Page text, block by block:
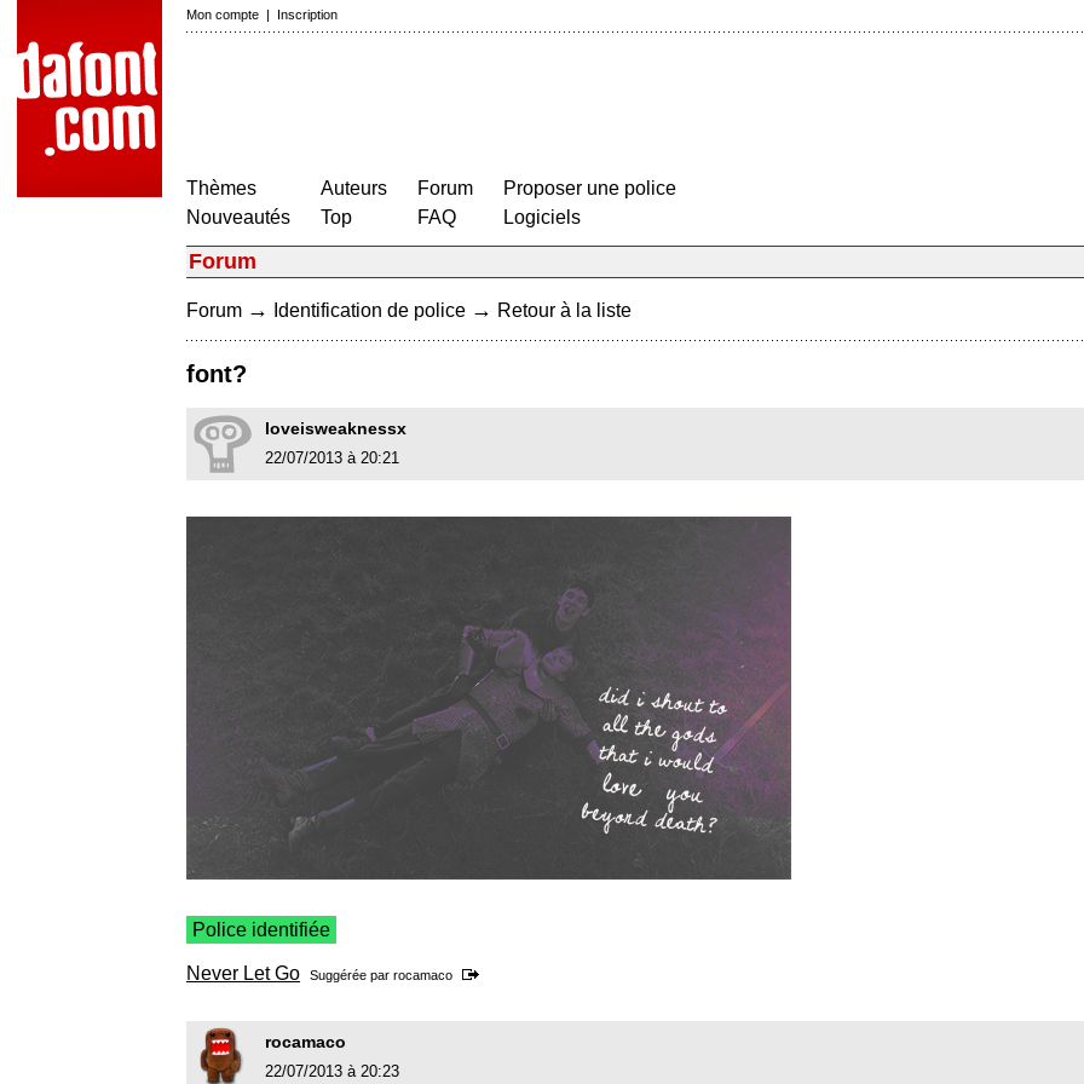
Mon compte | Inscription
Thèmes
Nouveautés
Auteurs
Top
Forum
FAQ
Proposer une police
Logiciels
Forum
Forum → Identification de police → Retour à la liste
font?
loveisweaknessx
22/07/2013 à 20:21
Police identifiée
Never Let Go Suggérée par rocamaco
rocamaco
22/07/2013 à 20:23